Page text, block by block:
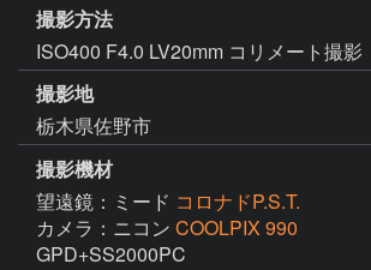
撮影方法
ISO400 F4.0 LV20mm コリメート撮影
撮影地
栃木県佐野市
撮影機材
望遠鏡：ミード コロナドP.S.T.
カメラ：ニコン COOLPIX 990
GPD+SS2000PC